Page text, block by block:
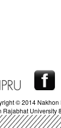
© 2014 Nakhon
Rajabhat University